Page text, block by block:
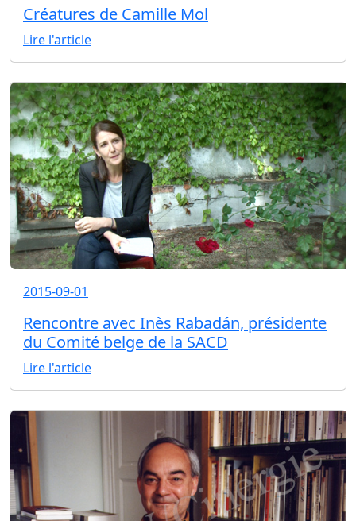
Créatures de Camille Mol
Lire l'article
2015-09-01
Rencontre avec Inès Rabadán, présidente
du Comité belge de la SACD
Lire l'article